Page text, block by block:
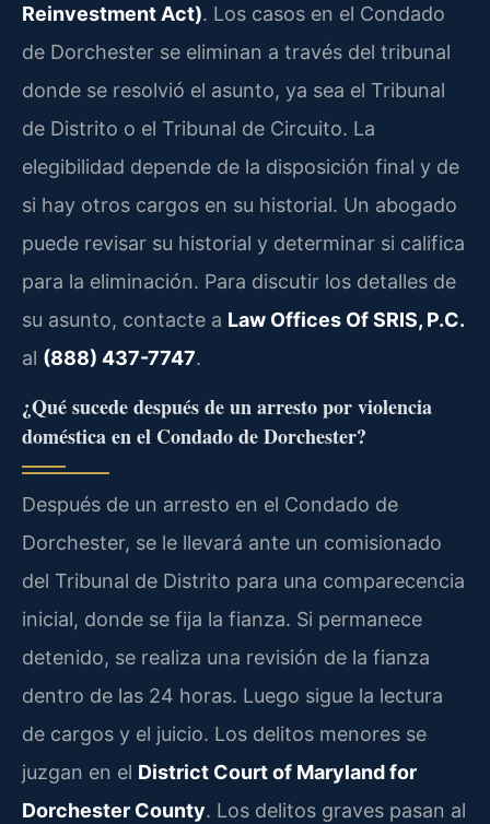
Reinvestment Act). Los casos en el Condado
de Dorchester se eliminan a través del tribunal
donde se resolvió el asunto, ya sea el Tribunal
de Distrito o el Tribunal de Circuito. La
elegibilidad depende de la disposición final y de
si hay otros cargos en su historial. Un abogado
puede revisar su historial y determinar si califica
para la eliminación. Para discutir los detalles de
su asunto, contacte a Law Offices Of SRIS, P.C.
al (888) 437-7747.
¿Qué sucede después de un arresto por violencia
doméstica en el Condado de Dorchester?
Después de un arresto en el Condado de
Dorchester, se le llevará ante un comisionado
del Tribunal de Distrito para una comparecencia
inicial, donde se fija la fianza. Si permanece
detenido, se realiza una revisión de la fianza
dentro de las 24 horas. Luego sigue la lectura
de cargos y el juicio. Los delitos menores se
juzgan en el District Court of Maryland for
Dorchester County. Los delitos graves pasan al